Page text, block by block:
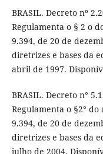
BRASIL. Decreto nº
Regulamenta o § 2 o
9.394, de 20 de
diretrizes e bases da
abril de 1997.
BRASIL. Decreto n°
Regulamenta o §2° do
9.394, de 20 de
diretrizes e bases da
julho de 2004.